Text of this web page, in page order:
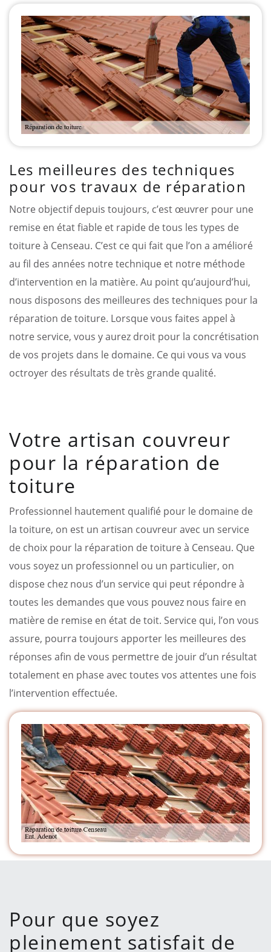
Les meilleures des techniques
pour vos travaux de réparation
Notre objectif depuis toujours, c’est œuvrer pour une
remise en état fiable et rapide de tous les types de
toiture à Censeau. C’est ce qui fait que l’on a amélioré
au fil des années notre technique et notre méthode
d’intervention en la matière. Au point qu’aujourd’hui,
nous disposons des meilleures des techniques pour la
réparation de toiture. Lorsque vous faites appel à
notre service, vous y aurez droit pour la concrétisation
de vos projets dans le domaine. Ce qui vous va vous
octroyer des résultats de très grande qualité.
Votre artisan couvreur
pour la réparation de
toiture
Professionnel hautement qualifié pour le domaine de
la toiture, on est un artisan couvreur avec un service
de choix pour la réparation de toiture à Censeau. Que
vous soyez un professionnel ou un particulier, on
dispose chez nous d’un service qui peut répondre à
toutes les demandes que vous pouvez nous faire en
matière de remise en état de toit. Service qui, l’on vous
assure, pourra toujours apporter les meilleures des
réponses afin de vous permettre de jouir d’un résultat
totalement en phase avec toutes vos attentes une fois
l’intervention effectuée.
Pour que soyez
pleinement satisfait de